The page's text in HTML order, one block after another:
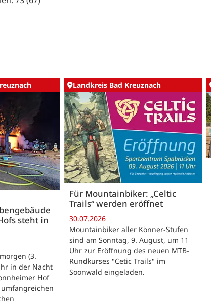
steht in
(3.
in der Nacht
Hof
Landkreis Bad Kreuznach
Für Mountainbiker: „Celtic
Trails“ werden eröffnet
30.07.2026
Mountainbiker aller Könner-Stufen
sind am Sonntag, 9. August, um 11
Uhr zur Eröffnung des neuen MTB-
Rundkurses "Cetic Trails" im
Soonwald eingeladen.